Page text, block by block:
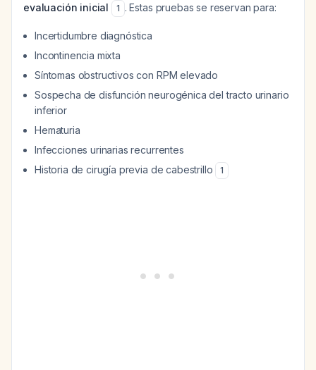
evaluación inicial
1 . Estas pruebas se reservan para:
Incertidumbre diagnóstica
Incontinencia mixta
Síntomas obstructivos con RPM elevado
Sospecha de disfunción neurogénica del tracto urinario
inferior
Hematuria
Infecciones urinarias recurrentes
Historia de cirugía previa de cabestrillo
1